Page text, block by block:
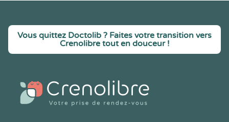
Vous quittez Doctolib ? Faites votre transition vers
Crenolibre tout en douceur !